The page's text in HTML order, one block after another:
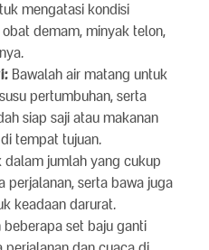
mengatasi kondisi
demam, minyak telon,
Bawalah air matang untuk
pertumbuhan, serta
siap saji atau makanan
tempat tujuan.
dalam jumlah yang cukup
perjalanan, serta bawa juga
keadaan darurat.
beberapa set baju ganti